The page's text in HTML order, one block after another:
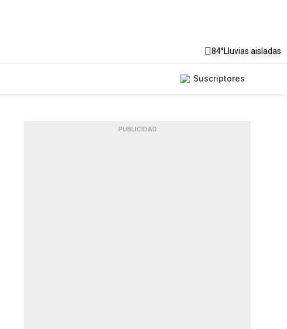
84°Lluvias aisladas
Suscriptores
PUBLICIDAD